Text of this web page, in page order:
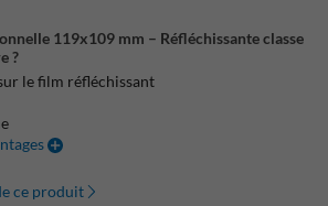
119x109 mm – Réfléchissante classe
?
le film réfléchissant
ce produit